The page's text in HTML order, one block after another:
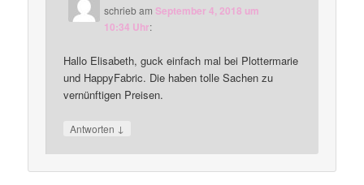
schriebamSeptember 4, 2018 um
10:34 Uhr:
Hallo Elisabeth, guck einfach mal bei Plottermarie
und HappyFabric. Die haben tolle Sachen zu
vernünftigen Preisen.
Antworten ↓